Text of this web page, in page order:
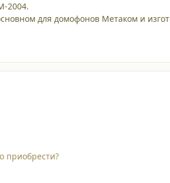
2004.
для домофонов Метаком и
приобрести?